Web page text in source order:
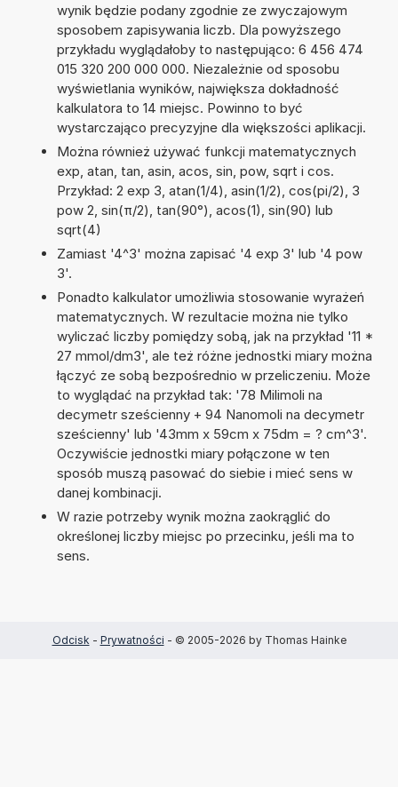
wynik będzie podany zgodnie ze zwyczajowym
sposobem zapisywania liczb. Dla powyższego
przykładu wyglądałoby to następująco: 6 456 474
015 320 200 000 000. Niezależnie od sposobu
wyświetlania wyników, największa dokładność
kalkulatora to 14 miejsc. Powinno to być
wystarczająco precyzyjne dla większości aplikacji.
Można również używać funkcji matematycznych
exp, atan, tan, asin, acos, sin, pow, sqrt i cos.
Przykład: 2 exp 3, atan(1/4), asin(1/2), cos(pi/2), 3
pow 2, sin(π/2), tan(90°), acos(1), sin(90) lub
sqrt(4)
Zamiast '4^3' można zapisać '4 exp 3' lub '4 pow
3'.
Ponadto kalkulator umożliwia stosowanie wyrażeń
matematycznych. W rezultacie można nie tylko
wyliczać liczby pomiędzy sobą, jak na przykład '11 *
27 mmol/dm3', ale też różne jednostki miary można
łączyć ze sobą bezpośrednio w przeliczeniu. Może
to wyglądać na przykład tak: '78 Milimoli na
decymetr sześcienny + 94 Nanomoli na decymetr
sześcienny' lub '43mm x 59cm x 75dm = ? cm^3'.
Oczywiście jednostki miary połączone w ten
sposób muszą pasować do siebie i mieć sens w
danej kombinacji.
W razie potrzeby wynik można zaokrąglić do
określonej liczby miejsc po przecinku, jeśli ma to
sens.
Odcisk - Prywatności - © 2005-2026 by Thomas Hainke